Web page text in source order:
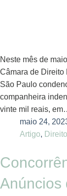
Neste mês de
Câmara de Direito
São Paulo
companheira
vinte mil reais,
maio 24,
Artigo,
Anúncios